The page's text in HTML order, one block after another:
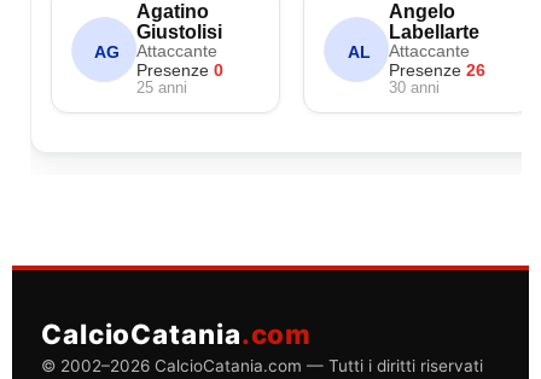
AG
Agatino
Giustolisi
Attaccante
Presenze 0
25 anni
AL
Angelo
Labellarte
Attaccante
Presenze26
30 anni
CalcioCatania.com
© 2002–2026 CalcioCatania.com — Tutti i diritti riservati